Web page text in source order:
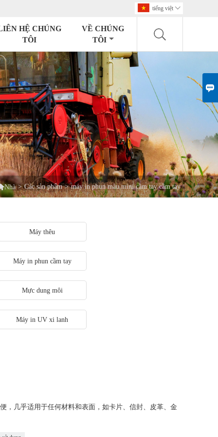

tiếng việt 
HỆ CHÚNG
TÔI
VỀ CHÚNG
TÔI
Nhà > Các sản phẩm > máy in phun màu mini cầm tay cầm tay
Máy thêu
Máy in phun cầm tay
Mực dung môi
Máy in UV xi lanh
，几乎适用于任何材料和表面，如卡片、信封、皮革、金